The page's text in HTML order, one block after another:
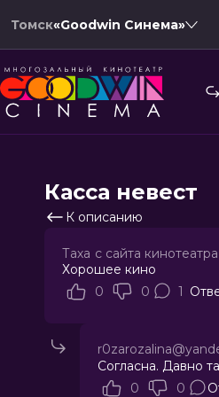
Томск«Goodwin Синема»
Касса невест
К описанию
Таха с сайта кинотеатра
Хорошее кино
0
0 1
Согласна. Давно
0
0